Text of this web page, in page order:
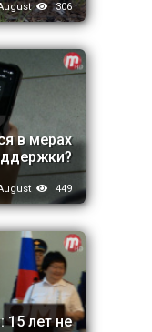
306
в мерах
449
15 лет не